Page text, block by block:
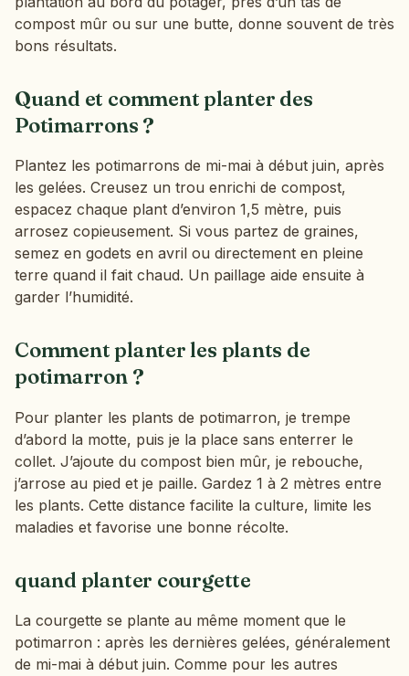
compost mûr ou sur une butte, donne souvent de très
bons résultats.
Quand et comment planter des
Potimarrons ?
Plantez les potimarrons de mi-mai à début juin, après
les gelées. Creusez un trou enrichi de compost,
espacez chaque plant d’environ 1,5 mètre, puis
arrosez copieusement. Si vous partez de graines,
semez en godets en avril ou directement en pleine
terre quand il fait chaud. Un paillage aide ensuite à
garder l’humidité.
Comment planter les plants de
potimarron ?
Pour planter les plants de potimarron, je trempe
d’abord la motte, puis je la place sans enterrer le
collet. J’ajoute du compost bien mûr, je rebouche,
j’arrose au pied et je paille. Gardez 1 à 2 mètres entre
les plants. Cette distance facilite la culture, limite les
maladies et favorise une bonne récolte.
quand planter courgette
La courgette se plante au même moment que le
potimarron : après les dernières gelées, généralement
de mi-mai à début juin. Comme pour les autres